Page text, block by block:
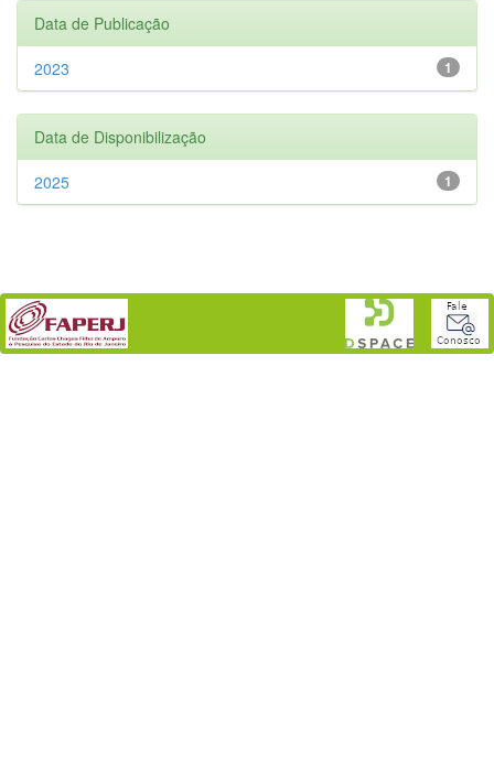
Data de Publicação
1
2023
Data de Disponibilização
1
2025